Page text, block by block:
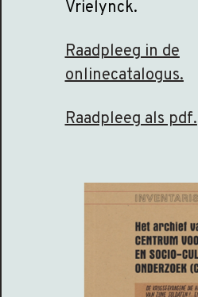
Vrielynck.
Raadpleeg in de
onlinecatalogus.
Raadpleeg als pdf.